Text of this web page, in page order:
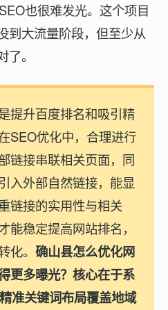
也很难发光。这个项目
到大流量阶段，但至少从
。
提升百度排名和吸引精
SEO优化中，合理进行
链接串联相关页面，同
入外部自然链接，能显
链接的实用性与相关
能稳定提高网站排名，
化。 确山县怎么优化网
更多曝光？核心在于系
准关键词布局覆盖地域